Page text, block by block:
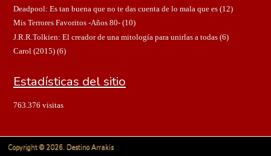
Deadpool: Es tan buena que no te das cuenta de lo mala que es(12)
Mis Terrores Favoritos -Años 80-(10)
J.R.R.Tolkien: El creador de una mitología para unirlas a todas(6)
Carol (2015)(6)
Estadísticas del sitio
763.376 visitas
Copyright © 2026. Destino Arrakis